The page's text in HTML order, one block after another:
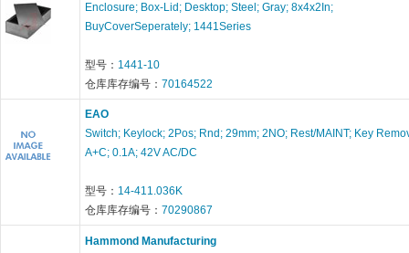
Enclosure; Box-Lid; Desktop; Steel; Gray; 8x4x2In;
BuyCoverSeperately; 1441Series
型号： 1441-10
仓库库存编号： 70164522
EAO
Switch; Keylock; 2Pos; Rnd; 29mm; 2NO; Rest/MAINT; Key
A+C; 0.1A; 42V AC/DC
型号： 14-411.036K
仓库库存编号： 70290867
Hammond Manufacturing